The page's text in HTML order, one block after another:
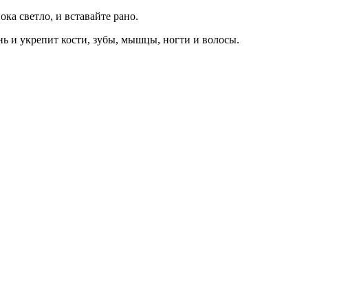
светло, и вставайте рано.
и укрепит кости, зубы, мышцы, ногти и волосы.